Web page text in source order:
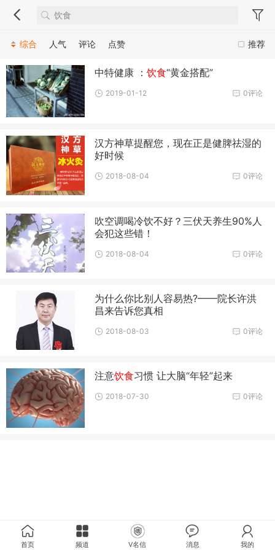
推荐
综合 人气 评论 点赞
中特健康 ：饮食“黄金搭配”
0评论
2019-01-12
汉方神草提醒您，现在正是健脾祛湿的
好时候
0评论
2018-08-04
吹空调喝冷饮不好？三伏天养生90%人
会犯这些错！
0评论
2018-08-04
为什么你比别人容易热?——院长许洪
昌来告诉您真相
0评论
2018-08-03
注意饮食习惯 让大脑“年轻”起来
0评论
2018-07-30
首页 频道 V名信 消息 我的